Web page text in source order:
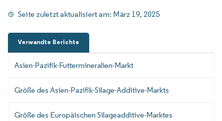
Seite zuletzt aktualisiert am: März 19, 2025
Verwandte Berichte
Asien-Pazifik-Futtermineralien-Markt
Größe des Asien-Pazifik-Silage-Additive-Markts
Größe des Europäischen Silageadditive-Marktes